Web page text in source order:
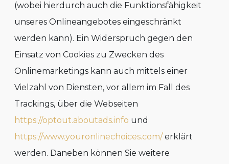
(wobei hierdurch auch die Funktionsfähigkeit
unseres Onlineangebotes eingeschränkt
werden kann). Ein Widerspruch gegen den
Einsatz von Cookies zu Zwecken des
Onlinemarketings kann auch mittels einer
Vielzahl von Diensten, vor allem im Fall des
Trackings, über die Webseiten
https://optout.aboutads.info und
https://www.youronlinechoices.com/erklärt
werden. Daneben können Sie weitere